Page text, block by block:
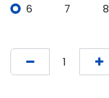
6 7 8